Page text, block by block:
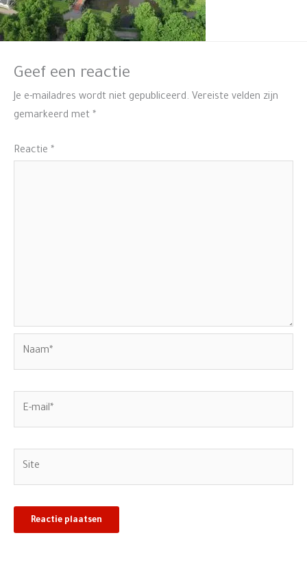
Geef een reactie
Je e-mailadres wordt niet gepubliceerd. Vereiste velden zijn
gemarkeerd met *
Reactie *